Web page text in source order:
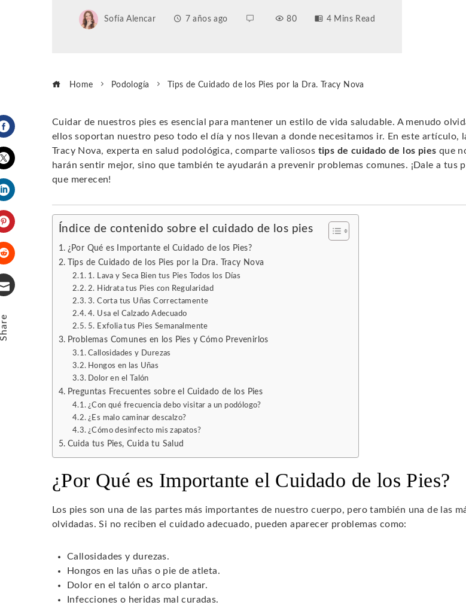
Sofía Alencar 7 años ago 80 4 Mins Read
Home Podología Tips de Cuidado de los Pies por la Dra. Tracy Nova
Facebook
Twitter
LinkedIn
Pinterest
Stumbleupon
Cuidar de nuestros pies es esencial para mantener un estilo de vida saludable. A menudo
ellos soportan nuestro peso todo el día y nos llevan a donde necesitamos ir. En este artículo,
Tracy Nova, experta en salud podológica, comparte valiosos tips de cuidado de los pies que
harán sentir mejor, sino que también te ayudarán a prevenir problemas comunes. ¡Dale a tus
que merecen!
Índice de contenido sobre el cuidado de los pies
¿Por Qué es Importante el Cuidado de los Pies?
Tips de Cuidado de los Pies por la Dra. Tracy Nova
1. Lava y Seca Bien tus Pies Todos los Días
2. Hidrata tus Pies con Regularidad
3. Corta tus Uñas Correctamente
4. Usa el Calzado Adecuado
5. Exfolia tus Pies Semanalmente
Problemas Comunes en los Pies y Cómo Prevenirlos
Callosidades y Durezas
Hongos en las Uñas
Dolor en el Talón
Preguntas Frecuentes sobre el Cuidado de los Pies
¿Con qué frecuencia debo visitar a un podólogo?
¿Es malo caminar descalzo?
¿Cómo desinfecto mis zapatos?
Cuida tus Pies, Cuida tu Salud
¿Por Qué es Importante el Cuidado de los Pies?
Los pies son una de las partes más importantes de nuestro cuerpo, pero también una de las
olvidadas. Si no reciben el cuidado adecuado, pueden aparecer problemas como:
Callosidades y durezas.
Hongos en las uñas o pie de atleta.
Dolor en el talón o arco plantar.
Infecciones o heridas mal curadas.